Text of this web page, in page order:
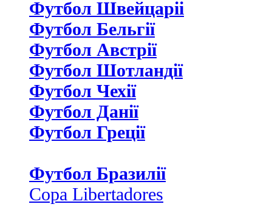
Футбол Швейцаріі
Футбол Бельгії
Футбол Австрії
Футбол Шотландії
Футбол Чехії
Футбол Данії
Футбол Греції
Футбол Бразилії
Copa Libertadores